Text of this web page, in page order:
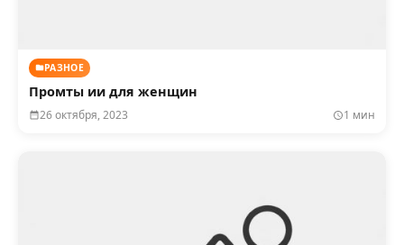
РАЗНОЕ
Промты ии для женщин
26 октября, 2023 1 мин